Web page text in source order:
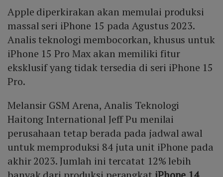
Apple diperkirakan akan memulai produksi
massal seri iPhone 15 pada Agustus 2023.
Analis teknologi membocorkan, khusus untuk
iPhone 15 Pro Max akan memiliki fitur
eksklusif yang tidak tersedia di seri iPhone 15
Pro.
Melansir GSM Arena, Analis Teknologi
Haitong International Jeff Pu menilai
perusahaan tetap berada pada jadwal awal
untuk memproduksi 84 juta unit iPhone pada
akhir 2023. Jumlah ini tercatat 12% lebih